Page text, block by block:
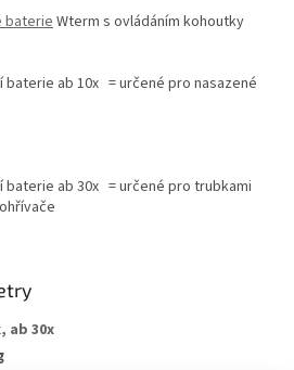
baterieWterm s ovládáním kohoutky
ab 10x = určené pro nasazené
ab 30x = určené pro trubkami
ab 30x